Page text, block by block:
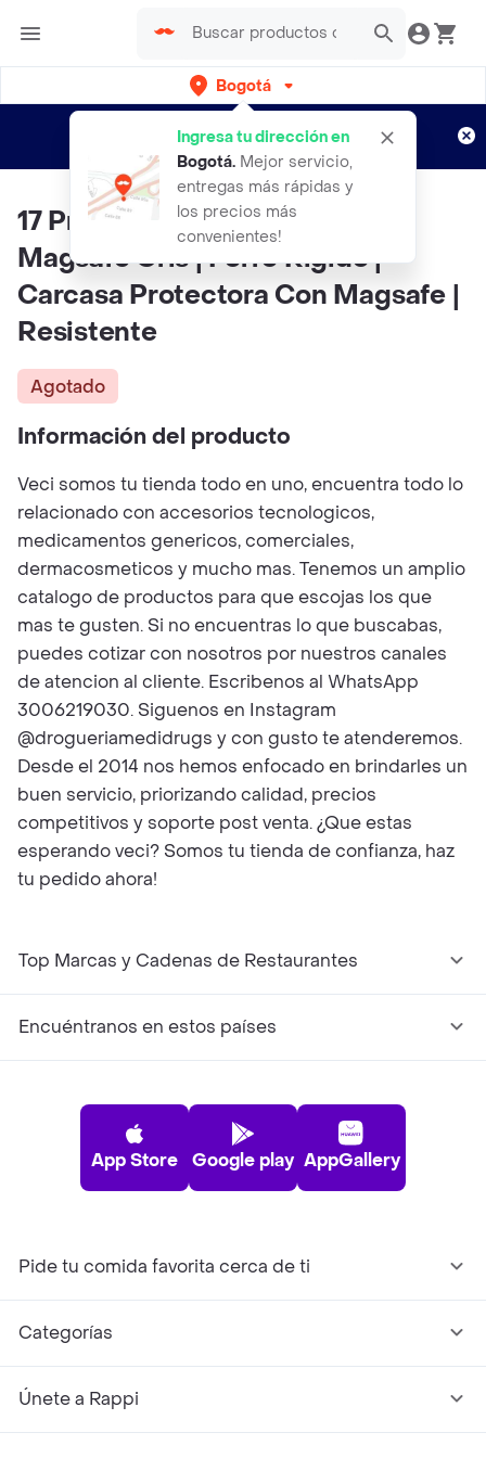
Bogotá
Ingresa tu dirección en
Bogotá. Mejor servicio,
entregas más rápidas y
los precios más
convenientes!
envíos gratis por semanas
Aplican TyC
17 Pro | Case Premium Humo
Magsafe Gris | Forro Rigido |
Carcasa Protectora Con Magsafe |
Resistente
Agotado
Información del producto
Veci somos tu tienda todo en uno, encuentra todo lo
relacionado con accesorios tecnologicos,
medicamentos genericos, comerciales,
dermacosmeticos y mucho mas. Tenemos un amplio
catalogo de productos para que escojas los que
mas te gusten. Si no encuentras lo que buscabas,
puedes cotizar con nosotros por nuestros canales
de atencion al cliente. Escribenos al WhatsApp
3006219030. Siguenos en Instagram
@drogueriamedidrugs y con gusto te atenderemos.
Desde el 2014 nos hemos enfocado en brindarles un
buen servicio, priorizando calidad, precios
competitivos y soporte post venta. ¿Que estas
esperando veci? Somos tu tienda de confianza, haz
tu pedido ahora!
Top Marcas y Cadenas de Restaurantes
Encuéntranos en estos países
App Store Google play AppGallery
Pide tu comida favorita cerca de ti
Categorías
Únete a Rappi